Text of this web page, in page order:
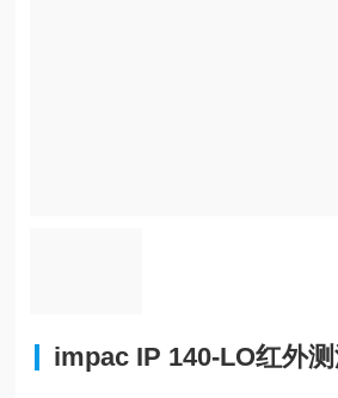
impac IP 140-LO红外